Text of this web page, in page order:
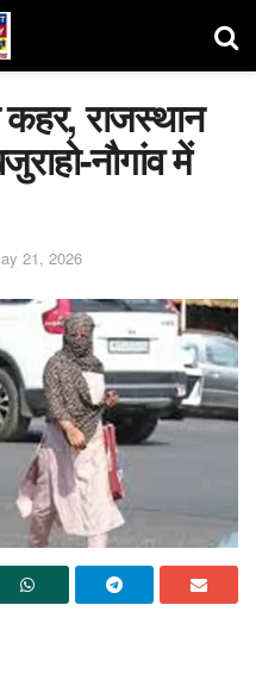
कहर, राजस्थान
नौगांव में
21, 2026